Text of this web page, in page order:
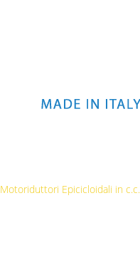
Motoriduttori Epicicloidali in c.c.